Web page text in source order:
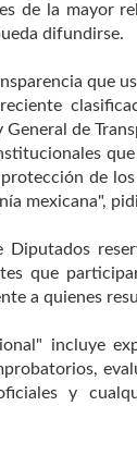
de la mayor
difundirse.
que
de
de los
mexicana",
Diputados
que
a quienes
incluye
y